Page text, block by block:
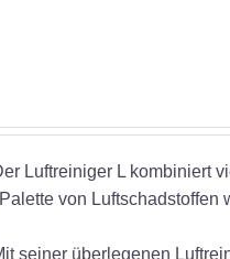
Luftreiniger L kombiniert
von
seiner überlegenen